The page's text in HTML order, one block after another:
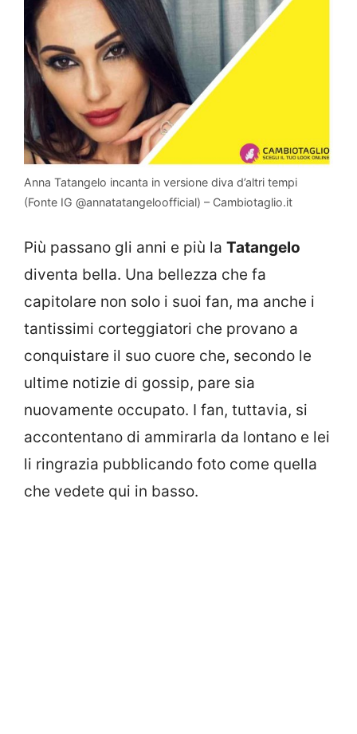
Anna Tatangelo incanta in versione diva d’altri tempi
(Fonte IG @annatatangeloofficial) – Cambiotaglio.it
Più passano gli anni e più la Tatangelo
diventa bella. Una bellezza che fa
capitolare non solo i suoi fan, ma anche i
tantissimi corteggiatori che provano a
conquistare il suo cuore che, secondo le
ultime notizie di gossip, pare sia
nuovamente occupato. I fan, tuttavia, si
accontentano di ammirarla da lontano e lei
li ringrazia pubblicando foto come quella
che vedete qui in basso.